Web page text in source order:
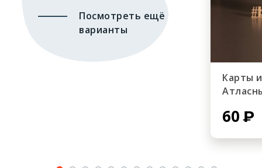
Посмотреть ещё
варианты
Карты
60